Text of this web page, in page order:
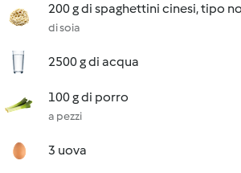
200 g di spaghettini cinesi, tipo
di soia
2500 g di acqua
100 g di porro
a pezzi
3 uova